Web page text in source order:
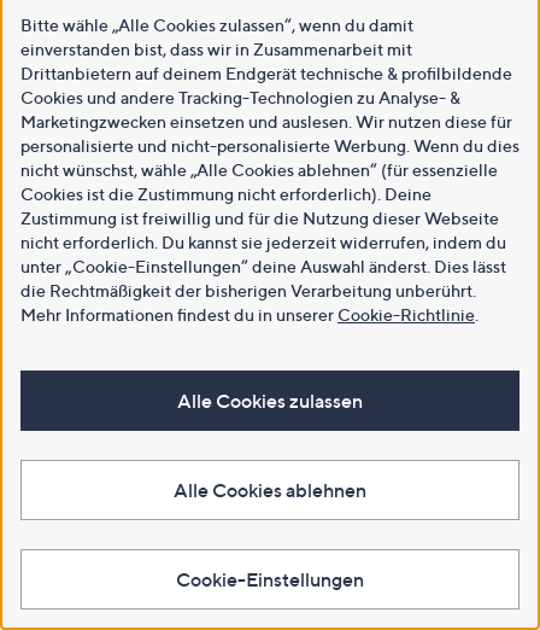
Bitte wähle „Alle Cookies zulassen“, wenn du damit
einverstanden bist, dass wir in Zusammenarbeit mit
Drittanbietern auf deinem Endgerät technische & profilbildende
Cookies und andere Tracking-Technologien zu Analyse- &
Marketingzwecken einsetzen und auslesen. Wir nutzen diese für
personalisierte und nicht-personalisierte Werbung. Wenn du dies
nicht wünschst, wähle „Alle Cookies ablehnen“ (für essenzielle
Cookies ist die Zustimmung nicht erforderlich). Deine
Zustimmung ist freiwillig und für die Nutzung dieser Webseite
nicht erforderlich. Du kannst sie jederzeit widerrufen, indem du
unter „Cookie-Einstellungen“ deine Auswahl änderst. Dies lässt
die Rechtmäßigkeit der bisherigen Verarbeitung unberührt.
Mehr Informationen findest du in unsererCookie-Richtlinie
Alle Cookies zulassen
Alle Cookies ablehnen
Cookie-Einstellungen